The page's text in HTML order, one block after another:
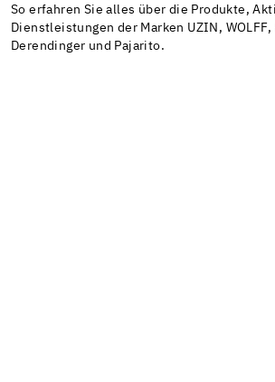
So erfahren Sie alles über die Produkte,
Dienstleistungen der Marken UZIN, WOLFF,
Derendinger und Pajarito.